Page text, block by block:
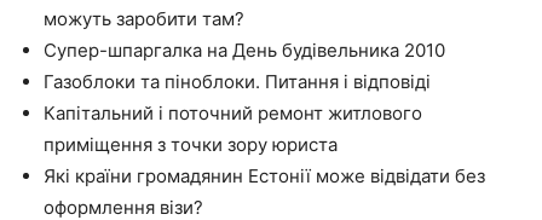
можуть заробити там?
Супер-шпаргалка на День будівельника 2010
Газоблоки та піноблоки. Питання і відповіді
Капітальний і поточний ремонт житлового
приміщення з точки зору юриста
Які країни громадянин Естонії може відвідати без
оформлення візи?